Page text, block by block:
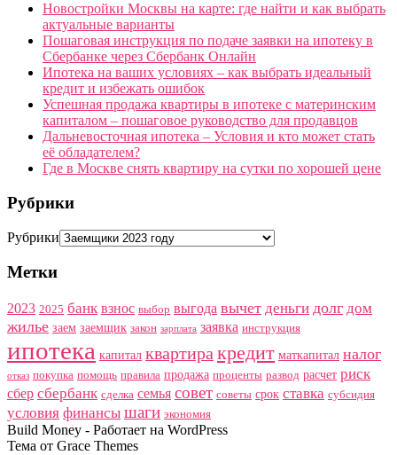
Новостройки Москвы на карте: где найти и как выбрать
актуальные варианты
Пошаговая инструкция по подаче заявки на ипотеку в
Сбербанке через Сбербанк Онлайн
Ипотека на ваших условиях – как выбрать идеальный
кредит и избежать ошибок
Успешная продажа квартиры в ипотеке с материнским
капиталом – пошаговое руководство для продавцов
Дальневосточная ипотека – Условия и кто может стать
её обладателем?
Где в Москве снять квартиру на сутки по хорошей цене
Рубрики
Рубрики
Метки
2023 2025 банк взнос выбор выгода вычет деньги долг дом
жилье заем заемщик закон зарплата заявка инструкция
ипотека капитал квартира кредит маткапитал налог
отказ покупка помощь правила продажа проценты развод расчет риск
сбер сбербанк сделка семья совет советы срок ставка субсидия
условия финансы шаги экономия
Build Money - Работает на WordPress
Тема от Grace Themes